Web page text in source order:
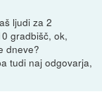
ljudi za 2
gradbišč, ok,
dneve?
tudi naj odgovarja,